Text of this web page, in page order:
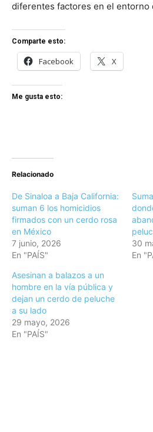
diferentes factores en el entorno
Comparte esto:
Facebook X
Me gusta esto:
Relacionado
De Sinaloa a Baja California:
suman 6 los homicidios
firmados con un cerdo rosa
en México
7 junio, 2026
En "PAÍS"
30
En
Asesinan a balazos a un
hombre en la vía pública y
dejan un cerdo de peluche
a su lado
29 mayo, 2026
En "PAÍS"